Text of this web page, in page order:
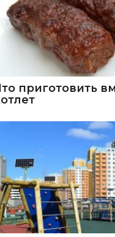
приготовить